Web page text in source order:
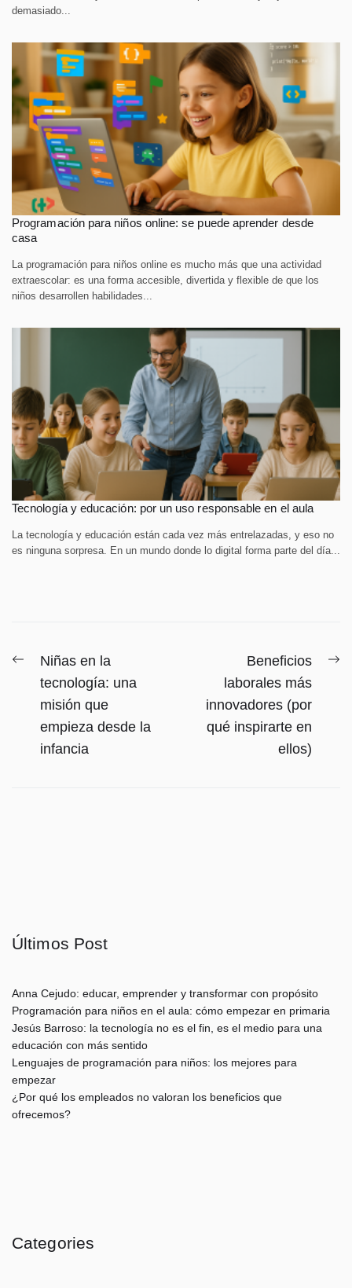
demasiado...
Programación para niños online: se puede aprender desde
casa
La programación para niños online es mucho más que una actividad
extraescolar: es una forma accesible, divertida y flexible de que los
niños desarrollen habilidades...
Tecnología y educación: por un uso responsable en el aula
La tecnología y educación están cada vez más entrelazadas, y eso no
es ninguna sorpresa. En un mundo donde lo digital forma parte del día...
Navegación
entradas
Entrada
anterior:
Niñas en la
tecnología: una
misión que
empieza desde la
infancia
Beneficios
laborales más
innovadores (por
qué inspirarte en
ellos)
Últimos Post
Anna Cejudo: educar, emprender y transformar con propósito
Programación para niños en el aula: cómo empezar en primaria
Jesús Barroso: la tecnología no es el fin, es el medio para una
educación con más sentido
Lenguajes de programación para niños: los mejores para
empezar
¿Por qué los empleados no valoran los beneficios que
ofrecemos?
Categories